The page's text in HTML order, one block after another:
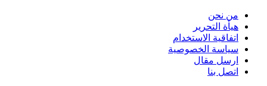
من نحن
هيأة التحرير
اتفاقية الاستخدام
سياسة الخصوصية
ارسل مقال
اتصل بنا